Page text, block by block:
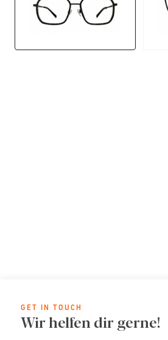
GET IN TOUCH
Wir helfen dir gerne!